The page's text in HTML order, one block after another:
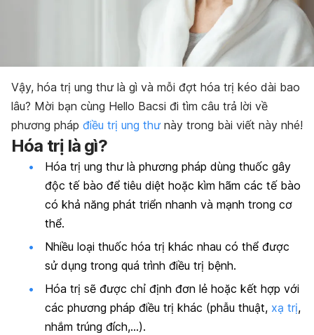
Vậy, hóa trị ung thư là gì và mỗi đợt hóa trị kéo dài bao
lâu? Mời bạn cùng Hello Bacsi đi tìm câu trả lời về
phương pháp điều trị ung thưnày trong bài viết này nhé!
Hóa trị là gì?
Hóa trị ung thư là phương pháp dùng thuốc gây
độc tế bào để tiêu diệt hoặc kìm hãm các tế bào
có khả năng phát triển nhanh và mạnh trong cơ
thể.
Nhiều loại thuốc hóa trị khác nhau có thể được
sử dụng trong quá trình điều trị bệnh.
Hóa trị sẽ được chỉ định đơn lẻ hoặc kết hợp với
các phương pháp điều trị khác (phẫu thuật, xạ trị,
nhắm trúng đích,…).